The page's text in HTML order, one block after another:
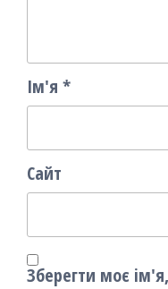
Ім'я *
Сайт
Зберегти моє